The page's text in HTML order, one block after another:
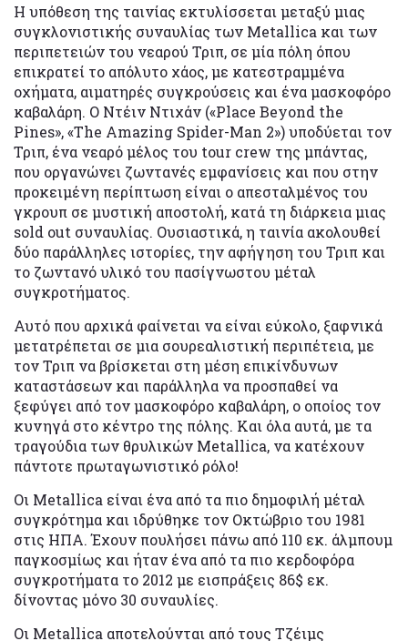
Η υπόθεση της ταινίας εκτυλίσσεται μεταξύ μιας
συγκλονιστικής συναυλίας των Metallica και των
περιπετειών του νεαρού Τριπ, σε μία πόλη όπου
επικρατεί το απόλυτο χάος, με κατεστραμμένα
οχήματα, αιματηρές συγκρούσεις και ένα μασκοφόρο
καβαλάρη. Ο Ντέιν Ντιχάν («Place Beyond the
Pines», «The Amazing Spider-Man 2») υποδύεται τον
Τριπ, ένα νεαρό μέλος του tour crew της μπάντας,
που οργανώνει ζωντανές εμφανίσεις και που στην
προκειμένη περίπτωση είναι ο απεσταλμένος του
γκρουπ σε μυστική αποστολή, κατά τη διάρκεια μιας
sold out συναυλίας. Ουσιαστικά, η ταινία ακολουθεί
δύο παράλληλες ιστορίες, την αφήγηση του Τριπ και
το ζωντανό υλικό του πασίγνωστου μέταλ
συγκροτήματος.
Αυτό που αρχικά φαίνεται να είναι εύκολο, ξαφνικά
μετατρέπεται σε μια σουρεαλιστική περιπέτεια, με
τον Τριπ να βρίσκεται στη μέση επικίνδυνων
καταστάσεων και παράλληλα να προσπαθεί να
ξεφύγει από τον μασκοφόρο καβαλάρη, ο οποίος τον
κυνηγά στο κέντρο της πόλης. Και όλα αυτά, με τα
τραγούδια των θρυλικών Metallica, να κατέχουν
πάντοτε πρωταγωνιστικό ρόλο!
Οι Metallica είναι ένα από τα πιο δημοφιλή μέταλ
συγκρότημα και ιδρύθηκε τον Οκτώβριο του 1981
στις ΗΠΑ. Έχουν πουλήσει πάνω από 110 εκ. άλμπουμ
παγκοσμίως και ήταν ένα από τα πιο κερδοφόρα
συγκροτήματα το 2012 με εισπράξεις 86$ εκ.
δίνοντας μόνο 30 συναυλίες.
Οι Metallica αποτελούνται από τους Τζέιμς